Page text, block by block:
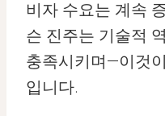
비자 수요는 계속
슨 진주는 기술적
충족시키며—이것
입니다.